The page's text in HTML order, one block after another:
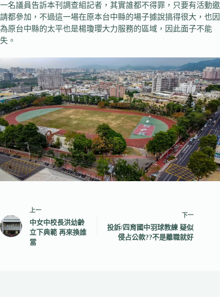
一名議員告訴本刊調查組記者，其實誰都不得罪，只要有活動邀
請都參加，不過這一場在原本台中縣的場子據說搞得很大，也因
為原台中縣的太平也是楊瓊瓔大力服務的區域，因此面子不能
失。
上一
中女中校長洪幼齡
立下典範 再來換誰
當
下一
投訴/四育國中羽球教練 疑似
侵占公款??不是離職就好